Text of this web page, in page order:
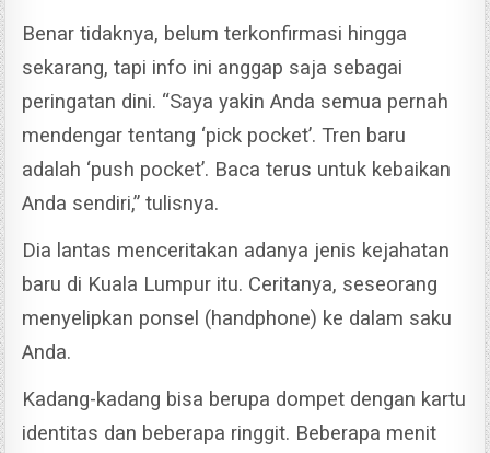
Benar tidaknya, belum terkonfirmasi hingga
sekarang, tapi info ini anggap saja sebagai
peringatan dini. “Saya yakin Anda semua pernah
mendengar tentang ‘pick pocket’.Tren baru
adalah ‘push pocket’. Baca terus untuk kebaikan
Anda sendiri,” tulisnya.
Dia lantas menceritakan adanya jenis kejahatan
baru di Kuala Lumpur itu. Ceritanya, seseorang
menyelipkan ponsel (handphone) ke dalam saku
Anda.
Kadang-kadang bisa berupa dompet dengan kartu
identitas dan beberapa ringgit. Beberapa menit